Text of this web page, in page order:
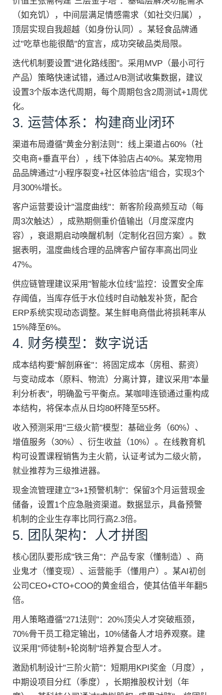
（如充饥），中间层满足情感需求（如社交归属），
顶层实现自我超越（如身份认同）。某轻食品牌通
过"吃草也能很酷"的宣言，成功突破品类局限。
迭代机制要设置"进化路线图"。采用MVP（最小可行
产品）策略快速试错，通过A/B测试收集数据，建议
设置3个版本迭代周期，每个周期包含2周测试+1周优
化。
3. 运营体系：构建商业闭环
渠道布局遵循"黄金分割法则"：线上渠道占60%（社
交电商+垂直平台），线下体验店占40%。某宠物用
品品牌通过"小程序裂变+社区体验店"组合，实现3个
月300%增长。
客户运营要设计"温度曲线"：新客阶段高频互动（每
周3次触达），成熟期侧重价值输出（月度深度内
容），衰退期启动唤醒机制（定制化召回方案）。数
据表明，温度曲线合理的品牌客户留存率高出同业
47%。
供应链管理建议采用"智能水位线"监控：设置安全库
存阈值，当库存低于水位线时自动触发补货，配合
ERP系统实现动态调整。某生鲜电商借此将损耗率从
15%降至6%。
4. 财务模型：数字说话
成本结构要"解剖麻雀"：将固定成本（房租、薪资）
与变动成本（原料、物流）分离计算，建议采用"本量
利分析表"，明确盈亏平衡点。某咖啡连锁通过重构成
本结构，将保本点从日均80杯降至55杯。
收入预测采用"三级火箭"模型：基础业务（60%）、
增值服务（30%）、衍生收益（10%）。在线教育机
构可设置课程销售为主火箭，认证考试为二级火箭，
就业推荐为三级推进器。
现金流管理建立"3+1预警机制"：保留3个月运营现金
储备，设置1个应急融资渠道。数据显示，具备预警
机制的企业生存率比同行高2.3倍。
5. 团队架构：人才拼图
核心团队要形成"铁三角"：产品专家（懂制造）、商
业鬼才（懂变现）、运营能手（懂用户）。某AI初创
公司CEO+CTO+COO的黄金组合，使其估值半年翻5
倍。
用人策略遵循"271法则"：20%顶尖人才突破瓶颈，
70%骨干员工稳定输出，10%储备人才培养观察。建
议采用"师徒制+轮岗制"培养复合型人才。
激励机制设计"三阶火箭"：短期用KPI奖金（月度），
中期设项目分红（季度），长期推股权计划（年